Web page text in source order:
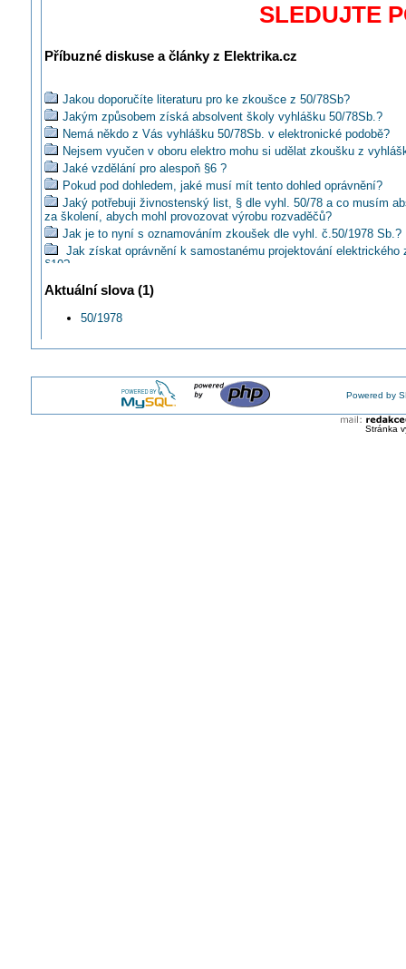
SLEDUJTE
Příbuzné diskuse a články z Elektrika.cz
Jakou doporučíte literaturu pro ke zkoušce z 50/78Sb?
Jakým způsobem získá absolvent školy vyhlášku 50/78Sb.?
Nemá někdo z Vás vyhlášku 50/78Sb. v elektronické podobě?
Nejsem vyučen v oboru elektro mohu si udělat zkoušku z
Jaké vzdělání pro alespoň §6 ?
Pokud pod dohledem, jaké musí mít tento dohled oprávnění?
Jaký potřebuji živnostenský list, § dle vyhl. 50/78 a co musím
za školení, abych mohl provozovat výrobu rozvaděčů?
Jak je to nyní s oznamováním zkoušek dle vyhl. č.50/1978 Sb.?
Jak získat oprávnění k samostanému projektování elektrického
§10?
Je titul Bc. považován za VŠ vzdělání z pohledu vyhlášky 50/
Jde rovnou paragraf 6?
Je možné udělat si hned §5 nebo musim udelat prvni §4 vyhl.
Jsem mechanik chladících zařízení s §5 vyhl. 50/1978Sb.,
Prý stačí jen 2 měsíce praxe na vyhlášku 50 §6 co je na tom
Jaké oprávnění mají pracovníci s vyhláškou 50/78 Sb. paragraf
Jaký paragraf má absolvent střední školy?
Za co všechno ponesu odpovědnost po zvýšení kvalifikace na
Aktuální slova (1)
50/1978
Powered by
Stránka